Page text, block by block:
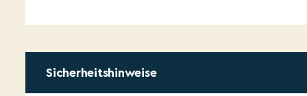
Sicherheitshinweise